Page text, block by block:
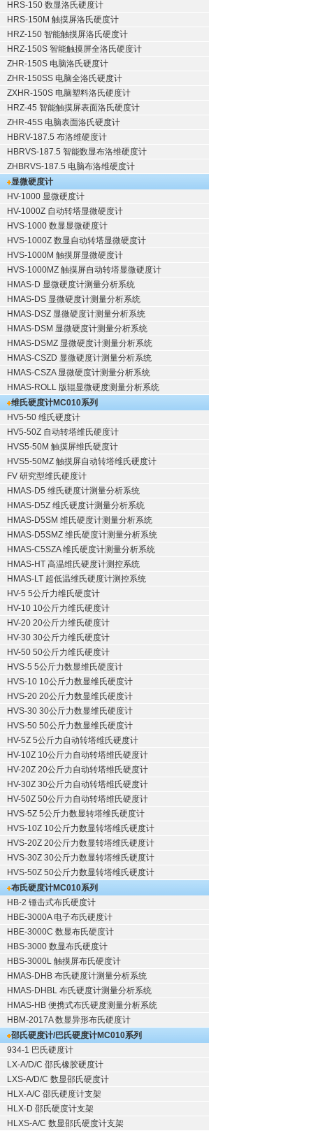
HRS-150 数显洛氏硬度计
HRS-150M 触摸屏洛氏硬度计
HRZ-150 智能触摸屏洛氏硬度计
HRZ-150S 智能触摸屏全洛氏硬度计
ZHR-150S 电脑洛氏硬度计
ZHR-150SS 电脑全洛氏硬度计
ZXHR-150S 电脑塑料洛氏硬度计
HRZ-45 智能触摸屏表面洛氏硬度计
ZHR-45S 电脑表面洛氏硬度计
HBRV-187.5 布洛维硬度计
HBRVS-187.5 智能数显布洛维硬度计
ZHBRVS-187.5 电脑布洛维硬度计
显微硬度计
HV-1000 显微硬度计
HV-1000Z 自动转塔显微硬度计
HVS-1000 数显显微硬度计
HVS-1000Z 数显自动转塔显微硬度计
HVS-1000M 触摸屏显微硬度计
HVS-1000MZ 触摸屏自动转塔显微硬度计
HMAS-D 显微硬度计测量分析系统
HMAS-DS 显微硬度计测量分析系统
HMAS-DSZ 显微硬度计测量分析系统
HMAS-DSM 显微硬度计测量分析系统
HMAS-DSMZ 显微硬度计测量分析系统
HMAS-CSZD 显微硬度计测量分析系统
HMAS-CSZA 显微硬度计测量分析系统
HMAS-ROLL 版辊显微硬度测量分析系统
维氏硬度计MC010系列
HV5-50 维氏硬度计
HV5-50Z 自动转塔维氏硬度计
HVS5-50M 触摸屏维氏硬度计
HVS5-50MZ 触摸屏自动转塔维氏硬度计
FV 研究型维氏硬度计
HMAS-D5 维氏硬度计测量分析系统
HMAS-D5Z 维氏硬度计测量分析系统
HMAS-D5SM 维氏硬度计测量分析系统
HMAS-D5SMZ 维氏硬度计测量分析系统
HMAS-C5SZA 维氏硬度计测量分析系统
HMAS-HT 高温维氏硬度计测控系统
HMAS-LT 超低温维氏硬度计测控系统
HV-5 5公斤力维氏硬度计
HV-10 10公斤力维氏硬度计
HV-20 20公斤力维氏硬度计
HV-30 30公斤力维氏硬度计
HV-50 50公斤力维氏硬度计
HVS-5 5公斤力数显维氏硬度计
HVS-10 10公斤力数显维氏硬度计
HVS-20 20公斤力数显维氏硬度计
HVS-30 30公斤力数显维氏硬度计
HVS-50 50公斤力数显维氏硬度计
HV-5Z 5公斤力自动转塔维氏硬度计
HV-10Z 10公斤力自动转塔维氏硬度计
HV-20Z 20公斤力自动转塔维氏硬度计
HV-30Z 30公斤力自动转塔维氏硬度计
HV-50Z 50公斤力自动转塔维氏硬度计
HVS-5Z 5公斤力数显转塔维氏硬度计
HVS-10Z 10公斤力数显转塔维氏硬度计
HVS-20Z 20公斤力数显转塔维氏硬度计
HVS-30Z 30公斤力数显转塔维氏硬度计
HVS-50Z 50公斤力数显转塔维氏硬度计
布氏硬度计MC010系列
HB-2 锤击式布氏硬度计
HBE-3000A 电子布氏硬度计
HBE-3000C 数显布氏硬度计
HBS-3000 数显布氏硬度计
HBS-3000L 触摸屏布氏硬度计
HMAS-DHB 布氏硬度计测量分析系统
HMAS-DHBL 布氏硬度计测量分析系统
HMAS-HB 便携式布氏硬度测量分析系统
HBM-2017A 数显异形布氏硬度计
邵氏硬度计/巴氏硬度计MC010系列
934-1 巴氏硬度计
LX-A/D/C 邵氏橡胶硬度计
LXS-A/D/C 数显邵氏硬度计
HLX-A/C 邵氏硬度计支架
HLX-D 邵氏硬度计支架
HLXS-A/C 数显邵氏硬度计支架